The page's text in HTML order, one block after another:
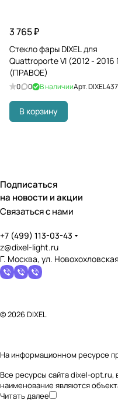
3 765 ₽
Стекло фары DIXEL для
Quattroporte VI (2012 - 2016
(ПРАВОЕ)
0 0 В наличииАрт.
В корзину
Подписаться
на новости и акции
Связаться с нами
+7 (499) 113-03-43
z@dixel-light.ru
Г. Москва, ул. Новохохловская
© 2026 DIXEL
На информационном ресурсе
Все ресурсы сайта dixel-opt.ru,
наименование являются
Читать далее